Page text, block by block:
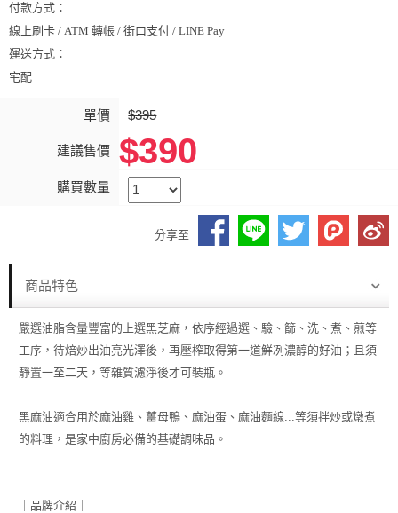
付款方式：
線上刷卡 / ATM 轉帳 / 街口支付 / LINE Pay
運送方式：
宅配
單價 $395
建議售價 $390
購買數量
分享至
商品特色
嚴選油脂含量豐富的上選黑芝麻，依序經過選、驗、篩、洗、煮、煎等
工序，待焙炒出油亮光澤後，再壓榨取得第一道鮮冽濃醇的好油；且須
靜置一至二天，等雜質濾淨後才可裝瓶。
黑麻油適合用於麻油雞、薑母鴨、麻油蛋、麻油麵線...等須拌炒或燉煮
的料理，是家中廚房必備的基礎調味品。
｜品牌介紹｜